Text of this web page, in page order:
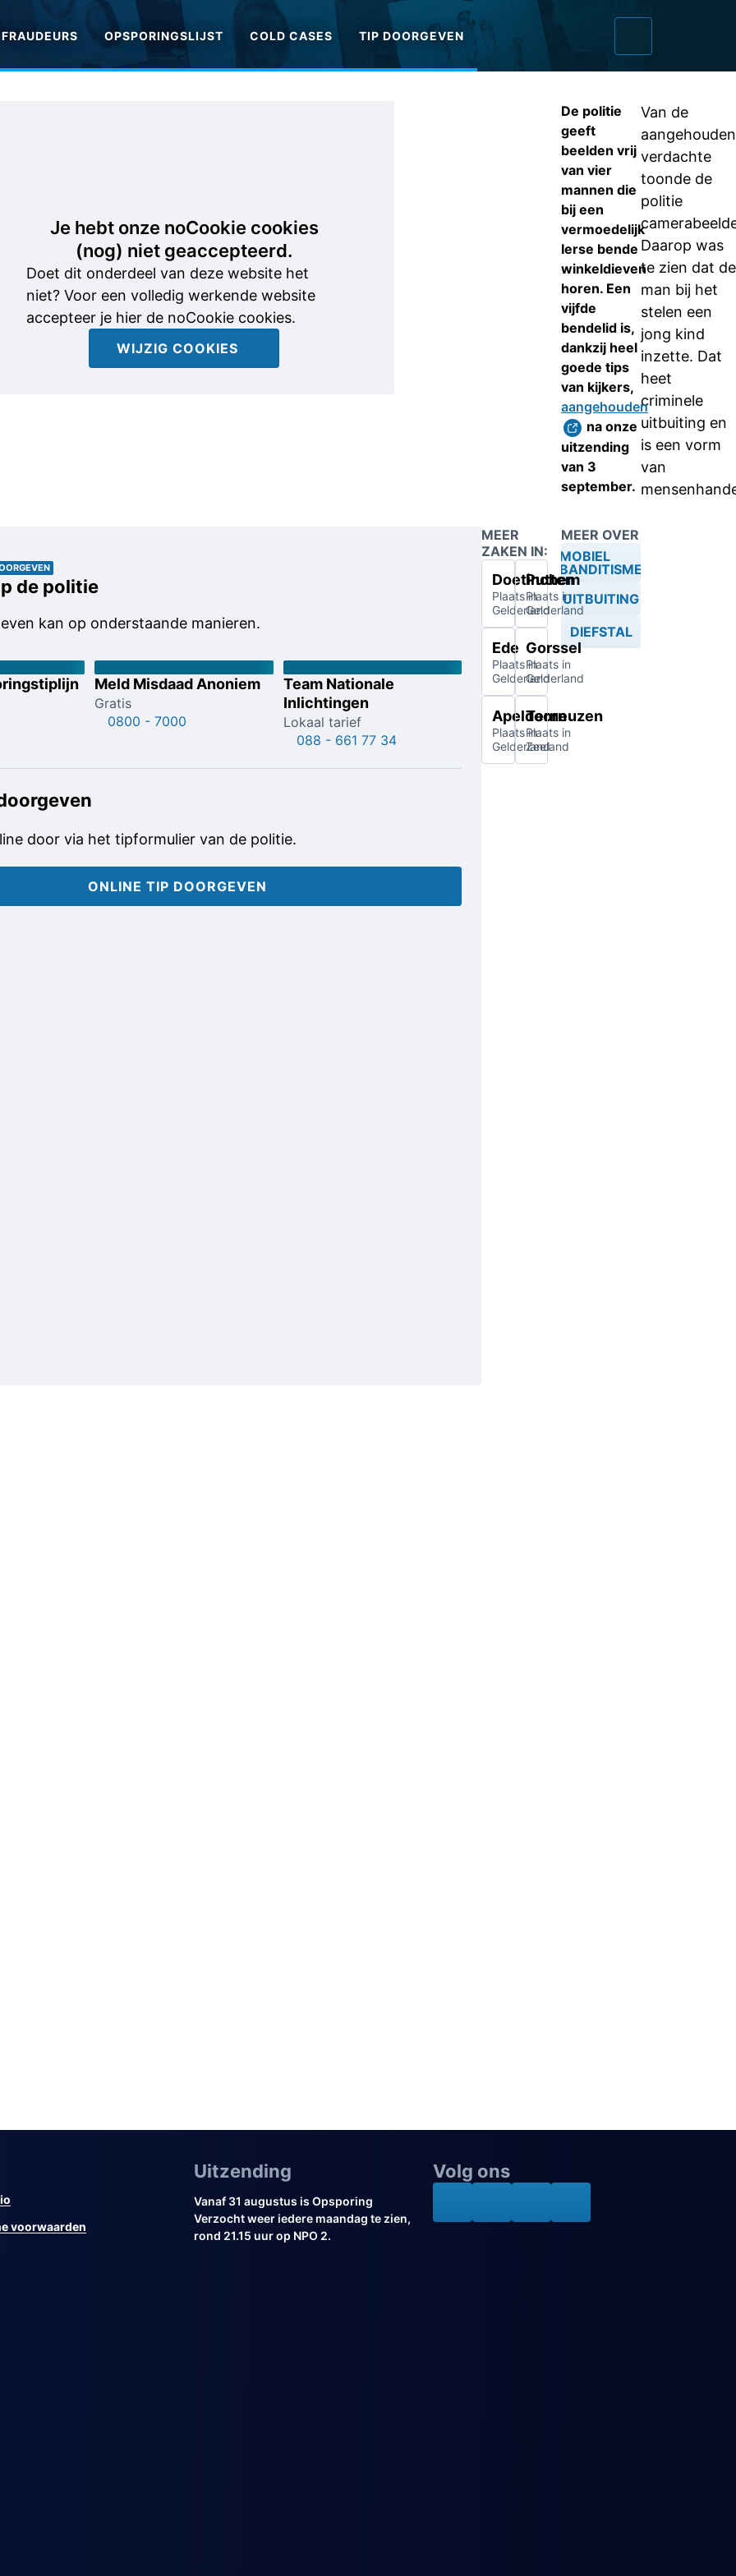
FRAUDEURS OPSPORINGSLIJST COLD CASES TIP DOORGEVEN
Je hebt onze noCookie cookies
(nog) niet geaccepteerd.
Doet dit onderdeel van deze website het
niet? Voor een volledig werkende website
accepteer je hier de noCookie cookies.
WIJZIG COOKIES
De politie
geeft
beelden vrij
van vier
mannen die
bij een
vermoedelijk
Ierse bende
winkeldieven
horen. Een
vijfde
bendelid is,
dankzij heel
goede tips
van kijkers,
aangehouden
na onze
uitzending
van 3
september.
Van de
aangehouden
verdachte
toonde de
politie
Daarop was
te zien dat de
man bij het
stelen een
jong kind
inzette. Dat
heet
criminele
uitbuiting en
is een vorm
van
de politie
kan op onderstaande manieren.
Meld Misdaad Anoniem
Gratis
0800 - 7000
Team Nationale
Inlichtingen
Lokaal tarief
088 - 661 77 34
door via het tipformulier van de politie.
ONLINE TIP DOORGEVEN
MEER
ZAKEN IN:
Doetinchem
Plaats in
Gelderland
Putten
Plaats in
Gelderland
Ede
Plaats in
Gelderland
Gorssel
Plaats in
Gelderland
Apeldoorn
Plaats in
Gelderland
Terneuzen
Plaats in
Zeeland
MEER OVER
MOBIEL
BANDITISME
UITBUITING
DIEFSTAL
voorwaarden
Uitzending
Vanaf 31 augustus is Opsporing
Verzocht weer iedere maandag te zien,
rond 21.15 uur op NPO 2.
Volg ons